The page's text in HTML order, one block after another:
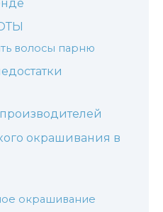
волосы парню
окрашивания в
окрашивание